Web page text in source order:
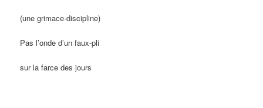
(une grimace-discipline)
Pas l’onde d’un faux-pli
sur la farce des jours